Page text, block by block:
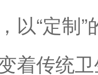
以“定制
着传统